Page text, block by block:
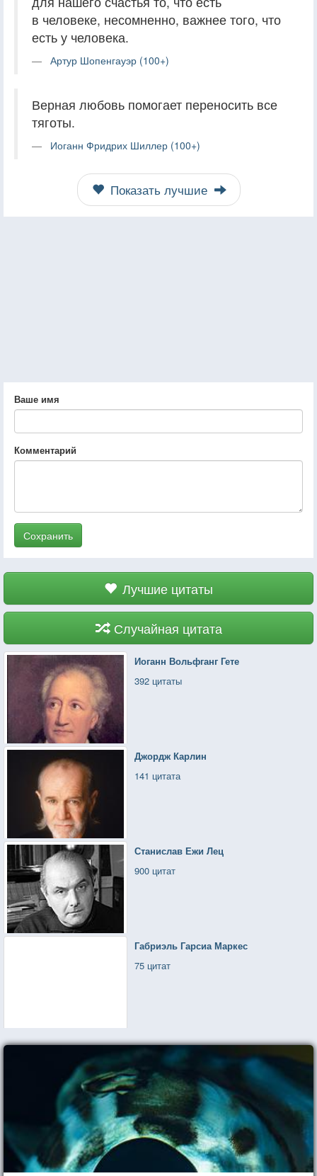
в человеке, несомненно, важнее того, что
есть у человека.
Артур Шопенгауэр (100+)
Верная любовь помогает переносить все
тяготы.
Иоганн Фридрих Шиллер (100+)
Показать лучшие
Ваше имя
Комментарий
Сохранить
Лучшие цитаты
Случайная цитата
Иоганн Вольфганг Гете
392 цитаты
Джордж Карлин
141 цитата
Станислав Ежи Лец
900 цитат
Габриэль Гарсиа Маркес
75 цитат